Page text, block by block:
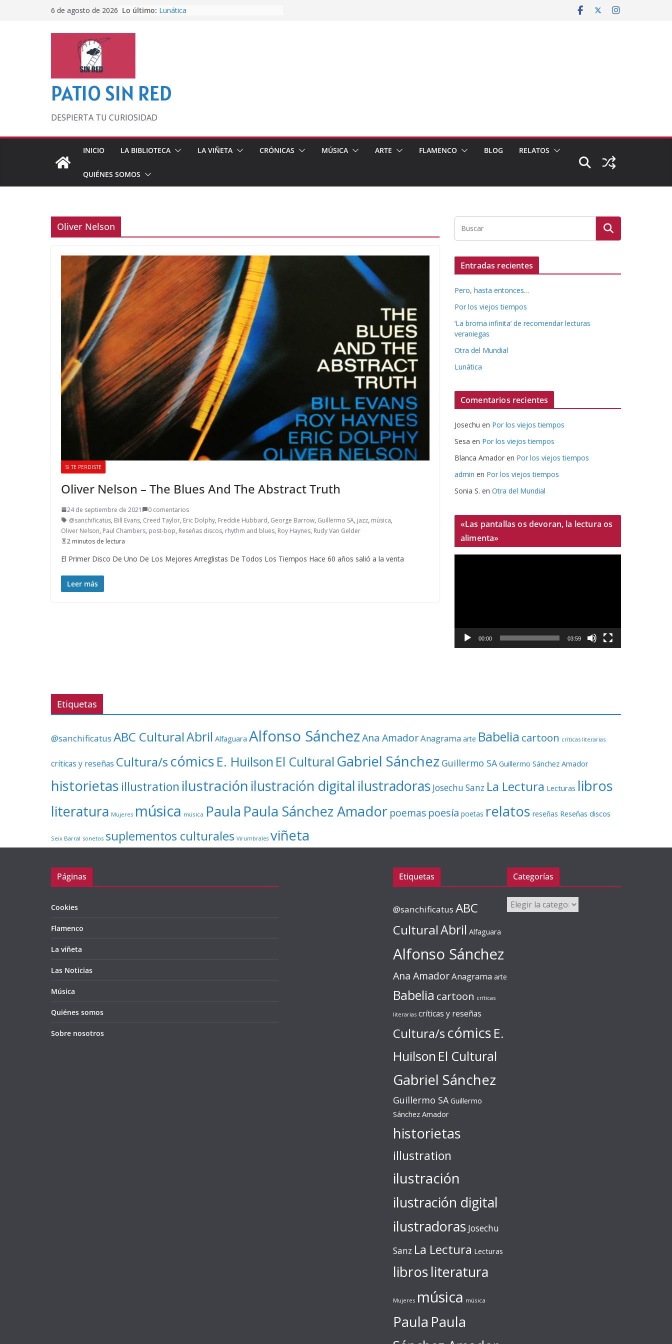
6 de agosto de 2026 Lo último: Lunática
PATIO SIN RED
DESPIERTA TU CURIOSIDAD
INICIO LA BIBLIOTECA LA VIÑETA CRÓNICAS MÚSICA ARTE FLAMENCO BLOG RELATOS
QUIÉNES SOMOS
Oliver Nelson
SI TE PERDISTE
Oliver Nelson – The Blues And The Abstract Truth
24 de septiembre de 2021
0 comentarios
@sanchificatus, Bill Evans, Creed Taylor, Eric Dolphy, Freddie Hubbard, George Barrow, Guillermo SA, jazz, música,
Oliver Nelson, Paul Chambers, post-bop, Reseñas discos, rhythm and blues, Roy Haynes, Rudy Van Gelder
2 minutos de lectura
El Primer Disco De Uno De Los Mejores Arreglistas De Todos Los Tiempos Hace 60 años salió a la venta
Leer más
Entradas recientes
Pero, hasta entonces…
Por los viejos tiempos
‘La broma infinita’ de recomendar lecturas
veraniegas
Otra del Mundial
Lunática
Comentarios recientes
Josechu en Por los viejos tiempos
Sesa en Por los viejos tiempos
Blanca Amador en Por los viejos tiempos
admin en Por los viejos tiempos
Sonia S. en Otra del Mundial
«Las pantallas os devoran, la lectura os
alimenta»
c
í
e
00:00 03:59
Etiquetas
@sanchificatus ABC CulturalAbril Alfaguara Alfonso SánchezAna AmadorAnagrama arte Babelia cartoon críticas literarias
críticas y reseñas Cultura/s cómics E. Huilson El Cultural Gabriel Sánchez Guillermo SA Guillermo Sánchez Amador
historietas illustration ilustración ilustración digital ilustradoras Josechu Sanz La Lectura Lecturas libros
literatura Mujeres música música Paula Paula Sánchez Amador poemas poesía poetas relatos reseñas Reseñas discos
Seix Barral sonetos suplementos culturales Virumbrales viñeta
Páginas
Cookies
Flamenco
La viñeta
Las Noticias
Música
Quiénes somos
Sobre nosotros
Etiquetas
@sanchificatus ABC
CulturalAbril Alfaguara
Alfonso Sánchez
Ana AmadorAnagrama arte
Babelia cartoon críticas
literarias críticas y reseñas
Cultura/s cómics E.
Huilson El Cultural
Gabriel Sánchez
Guillermo SA Guillermo
Sánchez Amador
historietas
illustration
ilustración
ilustración digital
ilustradoras Josechu
Sanz La Lectura Lecturas
librosliteratura
Mujeres música música
Paula Paula
Categorías
Categorías